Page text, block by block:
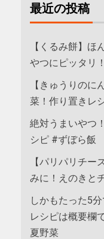
最近の投稿
【くるみ餅】ほ
やつにピッタリ！
【きゅうりのに
菜！作り置きレ
絶対うまいやつ
シピ #ずぼら飯
【パリパリチー
みに！えのきと
しかもたった5
レシピは概要欄
夏野菜